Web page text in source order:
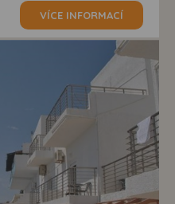
VÍCE INFORMACÍ